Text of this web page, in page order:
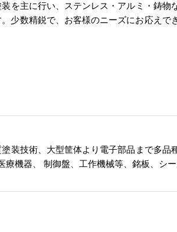
を主に行い、ステンレス・アルミ・鋳物
少数精鋭で、お客様のニーズにお応えで
装技術、大型筐体より電子部品まで多品
療機器、 制御盤、工作機械等、銘板、シ